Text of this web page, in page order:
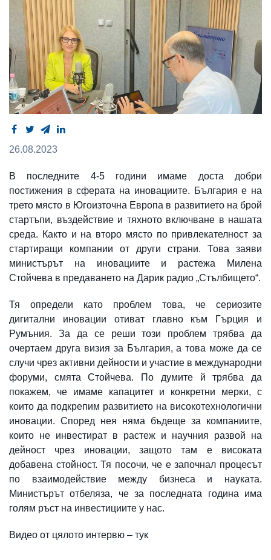
26.08.2023
В последните 4-5 години имаме доста добри
постижения в сферата на иновациите. България е на
трето място в Югоизточна Европа в развитието на брой
стартъпи, въздействие и тяхното включване в нашата
среда. Както и на второ място по привлекателност за
стартиращи компании от други страни. Това заяви
министърът на иновациите и растежа Милена
Стойчева в предаването на Дарик радио „Стълбището“.
Тя определи като проблем това, че сериозите
дигитални иновации отиват главно към Гърция и
Румъния. За да се реши този проблем трябва да
очертаем друга визия за България, а това може да се
случи чрез активни дейности и участие в международни
форуми, смята Стойчева. По думите й трябва да
покажем, че имаме капацитет и конкретни мерки, с
които да подкрепим развитието на високотехнологични
иновации. Според нея няма бъдеще за компаниите,
които не инвестират в растеж и научния развой на
дейност чрез иновации, защото там е високата
добавена стойност. Тя посочи, че е започнал процесът
по взаимодействие между бизнеса и науката.
Министърът отбеляза, че за последната година има
голям ръст на инвестициите у нас.
Видео от цялото интервю – тук